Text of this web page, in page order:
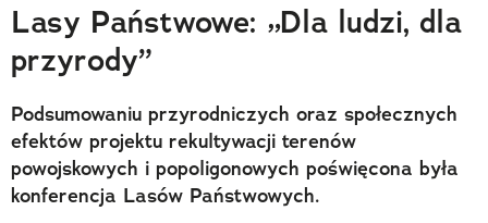
Trendbook Podróżniczy
Polecane
Lasy Państwowe: „Dla ludzi, dla
przyrody”
Podsumowaniu przyrodniczych oraz społecznych
efektów projektu rekultywacji terenów
powojskowych i popoligonowych poświęcona była
konferencja Lasów Państwowych.